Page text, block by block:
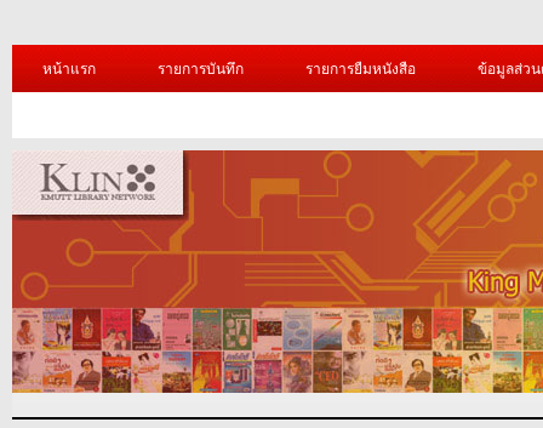
หน้าแรก รายการบันทึก รายการยืมหนังสือ ข้อมูลส่ว